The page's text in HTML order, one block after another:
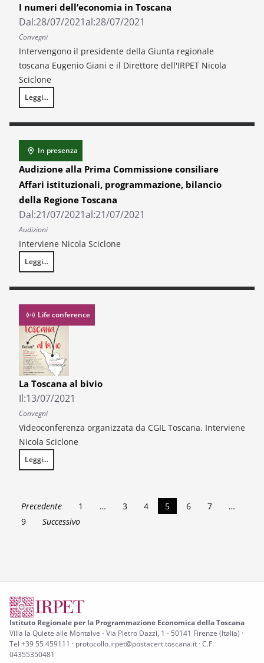
I numeri dell’economia in Toscana
Dal:28/07/2021al:28/07/2021
Convegni
Intervengono il presidente della Giunta regionale
toscana Eugenio Giani e il Direttore dell'IRPET Nicola
Sciclone
Leggi...
I numeri dell’economia in Toscana
In presenza
Audizione alla Prima Commissione consiliare
Affari istituzionali, programmazione, bilancio
della Regione Toscana
Dal:21/07/2021al:21/07/2021
Audizioni
Interviene Nicola Sciclone
Leggi...
Audizione alla Prima Commissione consiliare Affari istituzionali,
Life conference
La Toscana al bivio
Il:13/07/2021
Convegni
Videoconferenza organizzata da CGIL Toscana. Interviene
Nicola Sciclone
Leggi...
La Toscana al bivio
Precedente 1 … 3 4 5 6 7
…
9
Successivo
Istituto Regionale per la Programmazione Economica della Toscana
Villa la Quiete alle Montalve - Via Pietro Dazzi, 1 - 50141 Firenze (Italia) ·
Tel +39 55 459111 · protocollo.irpet@postacert.toscana.it · C.F.
04355350481